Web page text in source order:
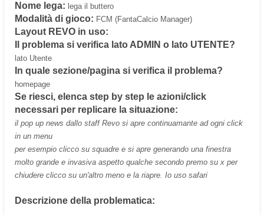
Nome lega: lega il buttero
Modalità di gioco: FCM (FantaCalcio Manager)
Layout REVO in uso:
Il problema si verifica lato ADMIN o lato UTENTE?
lato Utente
In quale sezione/pagina si verifica il problema?
homepage
Se riesci, elenca step by step le azioni/click
necessari per replicare la situazione:
il pop up news dallo staff Revo si apre continuamante ad ogni click
in un menu
per esempio clicco su squadre e si apre generando una finestra
molto grande e invasiva aspetto qualche secondo premo su x per
chiudere clicco su un'altro meno e la riapre. Io uso safari
Descrizione della problematica: